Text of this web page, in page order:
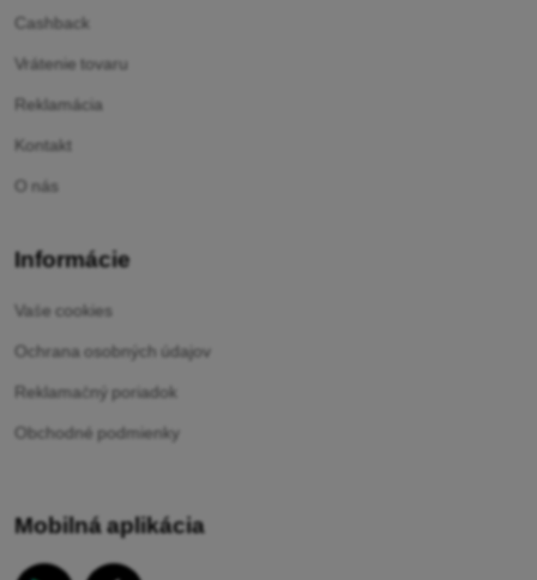
Cashback
Vrátenie tovaru
Reklamácia
Kontakt
O nás
Informácie
Vaše cookies
Ochrana osobných údajov
Reklamačný poriadok
Obchodné podmienky
Mobilná aplikácia